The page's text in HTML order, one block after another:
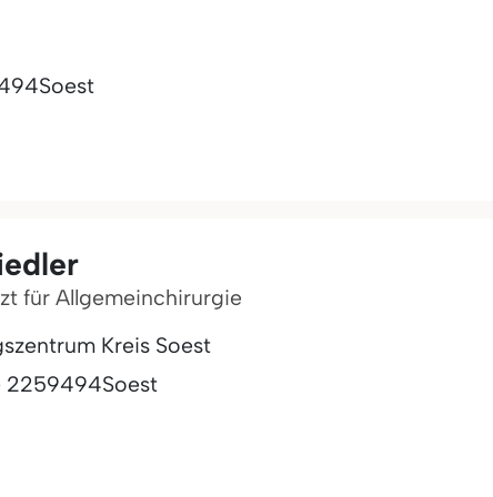
Soest
für Allgemeinchirurgie
Kreis Soest
2259494Soest